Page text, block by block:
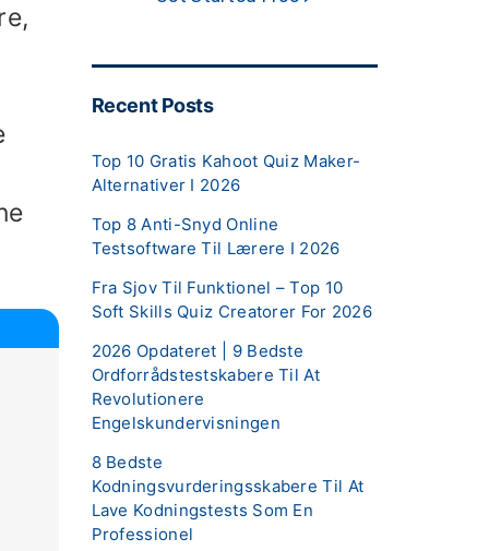
Recent Posts
Top 10 Gratis Kahoot Quiz Maker-
Alternativer I 2026
Top 8 Anti-Snyd Online
Testsoftware Til Lærere I 2026
Fra Sjov Til Funktionel – Top 10
Soft Skills Quiz Creatorer For 2026
2026 Opdateret | 9 Bedste
Ordforrådstestskabere Til At
Revolutionere
Engelskundervisningen
8 Bedste
Kodningsvurderingsskabere Til At
Lave Kodningstests Som En
Professionel